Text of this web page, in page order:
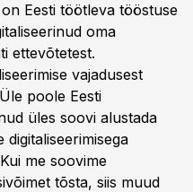
Eesti töötleva tööstuse
oma
ettevõtetest.
vajadusest
poole Eesti
üles soovi alustada
me soovime
tõsta, siis muud